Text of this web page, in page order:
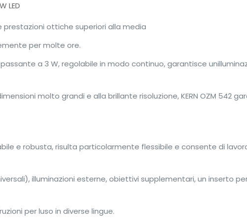
LED
ottiche superiori alla media
per molte ore.
a 3 W, regolabile in modo continuo, garantisce
molto grandi e alla brillante risoluzione, KERN OZM 542
e robusta, risulta particolarmente flessibile e consente di
illuminazioni esterne, obiettivi supplementari, un inserto
per luso in diverse lingue.